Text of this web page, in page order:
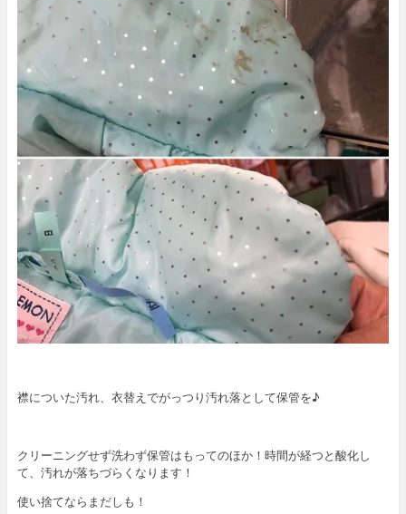
襟についた汚れ、衣替えでがっつり汚れ落として保管を♪
クリーニングせず洗わず保管はもってのほか！時間が経つと酸化し
て、汚れが落ちづらくなります！
使い捨てならまだしも！